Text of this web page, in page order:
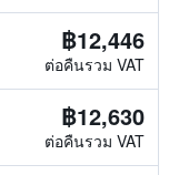
฿12,446
ต่อคืนรวม VAT
฿12,630
ต่อคืนรวม VAT